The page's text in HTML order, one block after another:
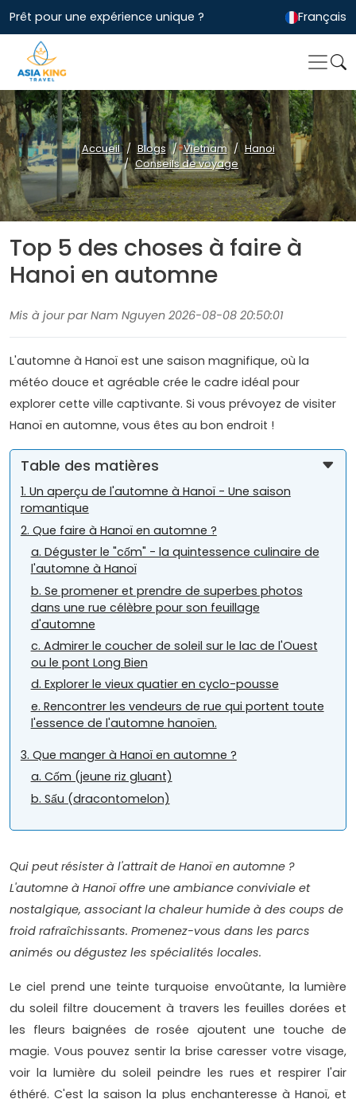
Prêt pour une expérience unique ? Français
Accueil Blogs Vietnam
Hanoi
Conseils de voyage
Top 5 des choses à faire à
Hanoi en automne
Mis à jour par Nam Nguyen 2026-08-08 20:50:01
L'automne à Hanoï est une saison magnifique, où la
météo douce et agréable crée le cadre idéal pour
explorer cette ville captivante. Si vous prévoyez de visiter
Hanoï en automne, vous êtes au bon endroit !
Table des matières
1. Un aperçu de l'automne à Hanoï - Une saison
romantique
2. Que faire à Hanoï en automne ?
a. Déguster le "cốm" - la quintessence culinaire de
l'automne à Hanoï
b. Se promener et prendre de superbes photos
dans une rue célèbre pour son feuillage
d'automne
c. Admirer le coucher de soleil sur le lac de l'Ouest
ou le pont Long Bien
d. Explorer le vieux quatier en cyclo-pousse
e. Rencontrer les vendeurs de rue qui portent toute
l'essence de l'automne hanoïen.
3. Que manger à Hanoï en automne ?
a. Cốm (jeune riz gluant)
b. Sấu (dracontomelon)
Qui peut résister à l'attrait de Hanoï en automne ?
L'automne à Hanoï offre une ambiance conviviale et
nostalgique, associant la chaleur humide à des coups de
froid rafraîchissants. Promenez-vous dans les parcs
animés ou dégustez les spécialités locales.
Le ciel prend une teinte turquoise envoûtante, la lumière
du soleil filtre doucement à travers les feuilles dorées et
les fleurs baignées de rosée ajoutent une touche de
magie. Vous pouvez sentir la brise caresser votre visage,
voir la lumière du soleil peindre les rues et respirer l'air
éthéré. C'est la saison la plus enchanteresse à Hanoï, et